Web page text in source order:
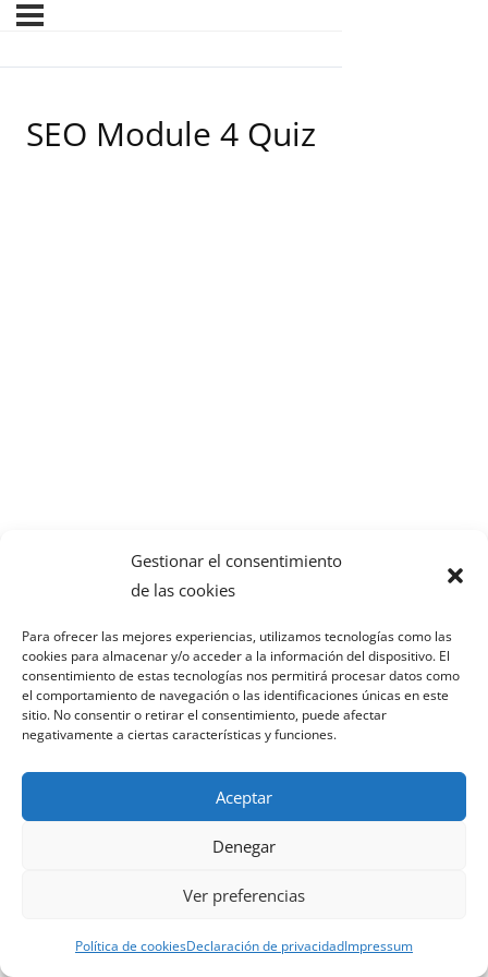
Gestionar el consentimiento
de las cookies
Para ofrecer las mejores experiencias, utilizamos tecnologías como las
cookies para almacenar y/o acceder a la información del dispositivo. El
consentimiento de estas tecnologías nos permitirá procesar datos como
el comportamiento de navegación o las identificaciones únicas en este
sitio. No consentir o retirar el consentimiento, puede afectar
negativamente a ciertas características y funciones.
Aceptar
Denegar
Ver preferencias
Política de cookiesDeclaración de privacidadImpressum
SEO Module 4 Quiz